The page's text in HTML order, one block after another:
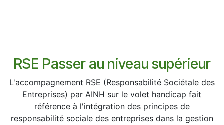
RSE Passer au niveau supérieur
L'accompagnement RSE (Responsabilité Sociétale des
Entreprises) par AINH sur le volet handicap fait
référence à l'intégration des principes de
responsabilité sociale des entreprises dans la gestion